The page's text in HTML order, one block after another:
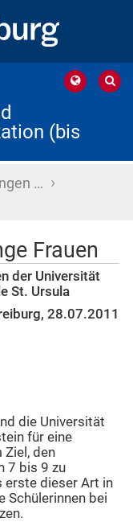
(bis
… ›
Frauen
der Universität
St. Ursula
28.07.2011
die Universität
für eine
den
7 bis 9 zu
erste dieser Art in
Schülerinnen bei